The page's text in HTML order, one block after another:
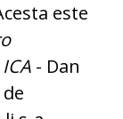
este
ICA - Dan